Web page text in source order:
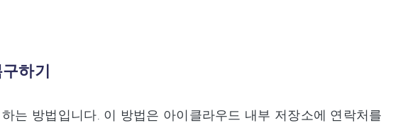
하기
는 방법입니다. 이 방법은 아이클라우드 내부 저장소에 연락처를